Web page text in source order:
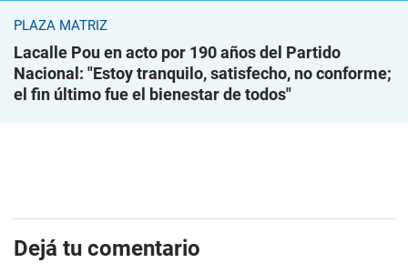
PLAZA MATRIZ
Lacalle Pou en acto por 190 años del Partido
Nacional: "Estoy tranquilo, satisfecho, no conforme;
el fin último fue el bienestar de todos"
Dejá tu comentario